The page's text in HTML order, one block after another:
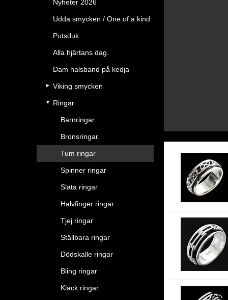
Nyheter 2026
Udda smycken / One of a kind
Putsduk
Alla hjärtans dag.
Dam halsband på kedja
Viking smycken
Ringar
Barnringar
Bronsringar.
Tum ringar
Spinner ringar
Släta ringar
Halvfinger ringar
Tjej ringar
Ställbara ringar
Dödskalle ringar
Bling ringar
Klack ringar